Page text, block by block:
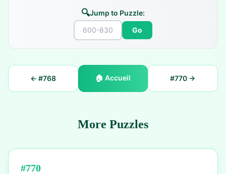
🔍Jump to Puzzle:
Go
← #768 🏠 Accueil #770 →
More Puzzles
#770